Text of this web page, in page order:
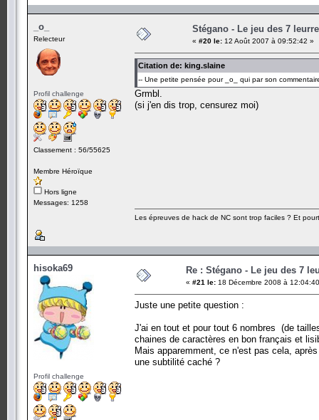
_o_
Relecteur
Profil challenge
Classement : 56/55625
Membre Héroïque
Hors ligne
Messages: 1258
Stégano - Le jeu des 7
« #20 le: 12 Août 2007 à 09:52:42 »
Citation de: king.slaine
-- Une petite pensée pour _o_ qui par son
Grmbl.
(si j'en dis trop, censurez moi)
Les épreuves de hack de NC sont trop faciles ? Et
hisoka69
Profil challenge
Re : Stégano - Le jeu des 7
« #21 le: 18 Décembre 2008 à
Juste une petite question :
J'ai en tout et pour tout 6 nombres (de
chaines de caractères en bon français et
Mais apparemment, ce n'est pas cela,
une subtilité caché ?